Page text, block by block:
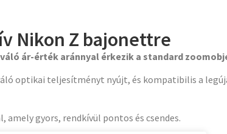
Nikon Z bajonettre
ár-érték aránnyal érkezik a standard
optikai teljesítményt nyújt, és kompatibilis a
gyors, rendkívül pontos és csendes.